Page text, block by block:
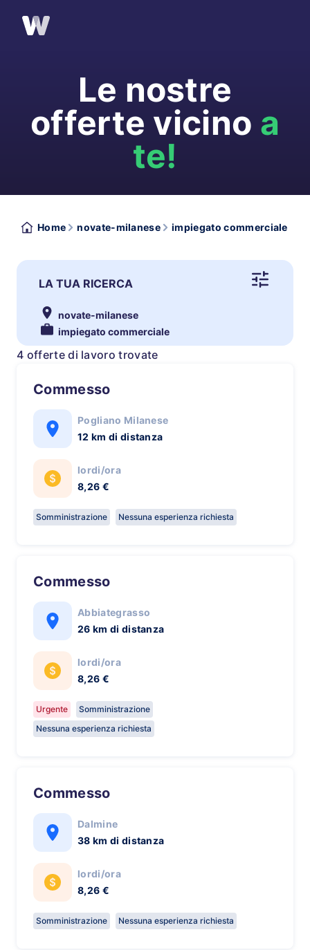
Le nostre
offerte vicino a
te!
Home novate-milanese impiegato commerciale
LA TUA RICERCA
novate-milanese
impiegato commerciale
4 offerte di lavoro trovate
Commesso
Pogliano Milanese
12 km di distanza
lordi/ora
8,26 €
Somministrazione Nessuna esperienza richiesta
Commesso
Abbiategrasso
26 km di distanza
lordi/ora
8,26 €
Urgente
Somministrazione
Nessuna esperienza richiesta
Commesso
Dalmine
38 km di distanza
lordi/ora
8,26 €
Somministrazione Nessuna esperienza richiesta